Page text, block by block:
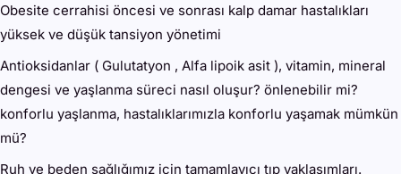
Obesite cerrahisi öncesi ve sonrası kalp damar hastalıkları
yüksek ve düşük tansiyon yönetimi
Antioksidanlar ( Gulutatyon , Alfa lipoik asit ), vitamin, mineral
dengesi ve yaşlanma süreci nasıl oluşur? önlenebilir mi?
konforlu yaşlanma, hastalıklarımızla konforlu yaşamak mümkün
mü?
Ruh ve beden sağlığımız için tamamlayıcı tıp yaklaşımları.